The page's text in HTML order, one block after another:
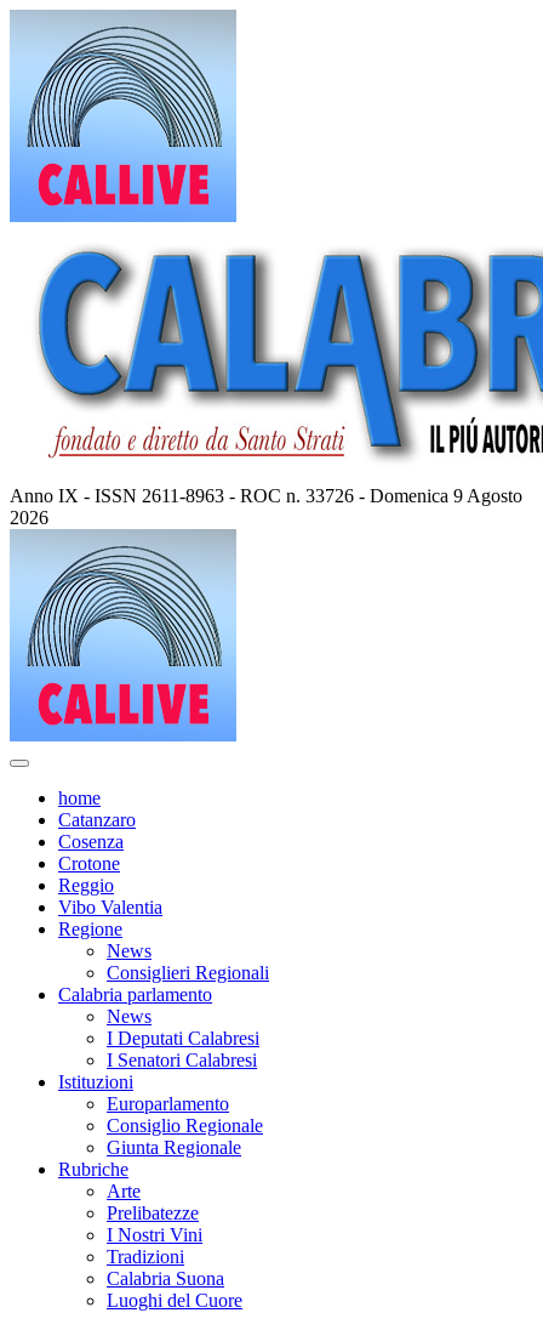
contenuto
Anno IX - ISSN 2611-8963 - ROC n. 33726 - Domenica 9 Agosto
2026
home
Catanzaro
Cosenza
Crotone
Reggio
Vibo Valentia
Regione
News
Consiglieri Regionali
Calabria parlamento
News
I Deputati Calabresi
I Senatori Calabresi
Istituzioni
Europarlamento
Consiglio Regionale
Giunta Regionale
Rubriche
Arte
Prelibatezze
I Nostri Vini
Tradizioni
Calabria Suona
Luoghi del Cuore